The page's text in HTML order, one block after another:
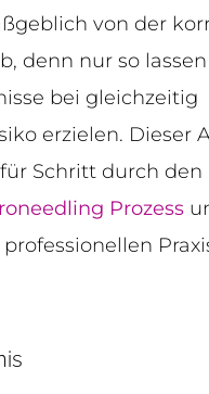
von der
denn nur so
bei gleichzeitig
erzielen. Dieser
Schritt durch den
Prozess